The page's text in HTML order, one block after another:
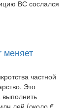
частной
Это
выполнить
лей (около €